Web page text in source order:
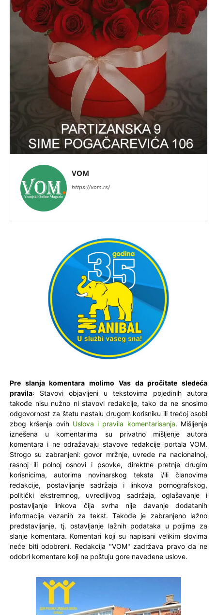
VOM
https://vom.rs/
Pre slanja komentara molimo Vas da pročitate sledeća
pravila: Stavovi objavljeni u tekstovima pojedinih autora
takođe nisu nužno ni stavovi redakcije, tako da ne snosimo
odgovornost za štetu nastalu drugom korisniku ili trećoj osobi
zbog kršenja ovih Uslova i pravila komentarisanja. Mišljenja
iznešena u komentarima su privatno mišljenje autora
komentara i ne odražavaju stavove redakcije portala VOM.
Strogo su zabranjeni: govor mržnje, uvrede na nacionalnoj,
rasnoj ili polnoj osnovi i psovke, direktne pretnje drugim
korisnicima, autorima novinarskog teksta i/ili članovima
redakcije, postavljanje sadržaja i linkova pornografskog,
politički ekstremnog, uvredljivog sadržaja, oglašavanje i
postavljanje linkova čija svrha nije davanje dodatanih
informacija vezanih za tekst. Takođe je zabranjeno lažno
predstavljanje, tj. ostavljanje lažnih podataka u poljima za
slanje komentara. Komentari koji su napisani velikim slovima
neće biti odobreni. Redakcija "VOM" zadržava pravo da ne
odobri komentare koji ne poštuju gore navedene uslove.